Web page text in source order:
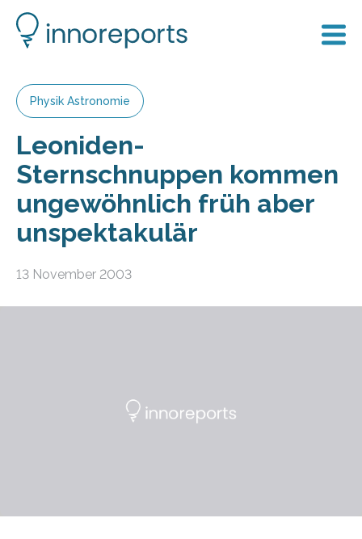
Physik Astronomie
Leoniden-
Sternschnuppen kommen
ungewöhnlich früh aber
unspektakulär
13 November 2003